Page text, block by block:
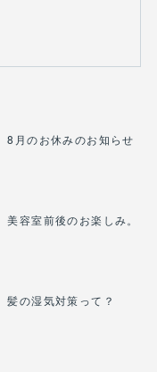
月のお休みのお知らせ
容室前後のお楽しみ。
の湿気対策って？